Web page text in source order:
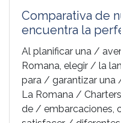
Comparativa de
encuentra la
Al planificar una /
Romana, elegir / la
para / garantizar una
La Romana /
de / embarcaciones,